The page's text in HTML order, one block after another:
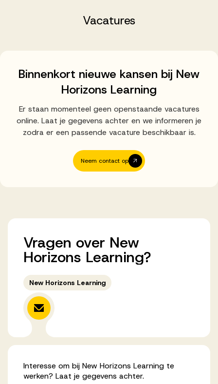
Successen
Succesverhalen
Vervulde vacatures
Werken bij AV
Aanmelden
Voor kandidaten
Inspiratie
Vacatures
Binnenkort nieuwe kansen bij New
Horizons Learning
Er staan momenteel geen openstaande vacatures
online. Laat je gegevens achter en we informeren je
zodra er een passende vacature beschikbaar is.
Neem contact op
Vragen over New
Horizons Learning?
New Horizons Learning
Interesse om bij New Horizons Learning te
werken? Laat je gegevens achter.